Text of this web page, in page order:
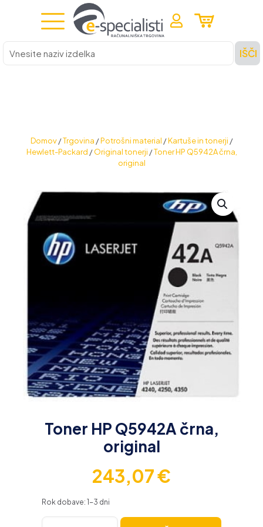
Vnesite
naziv
izdelka
IŠČI
Domov /Trgovina /Potrošni material /Kartuše in tonerji /
Hewlett-Packard / Original tonerji /Toner HP Q5942A črna,
original
Toner HP Q5942A črna,
original
243,07€
Rok dobave: 1-3 dni
Toner